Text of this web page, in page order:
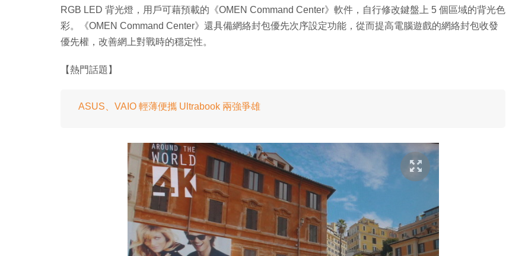
RGB LED 背光燈，用戶可藉預載的《OMEN Command Center》軟件，自行修改鍵盤上 5 個區域的背光色
彩。《OMEN Command Center》還具備網絡封包優先次序設定功能，從而提高電腦遊戲的網絡封包收發
優先權，改善網上對戰時的穩定性。
【熱門話題】
ASUS、VAIO 輕薄便攜 Ultrabook 兩強爭雄